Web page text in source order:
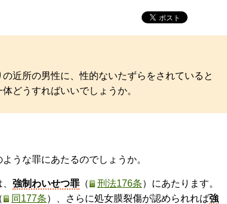
近所の男性に、性的ないたずらをされていると
どうすればいいでしょうか。
うな罪にあたるのでしょうか。
強制わいせつ罪 （ 刑法176条）にあたります。
同177条）、さらに処女膜裂傷が認められれば強